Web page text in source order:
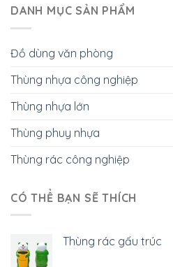
DANH MỤC SẢN PHẨM
Đồ dùng văn phòng
Thùng nhựa công nghiệp
Thùng nhựa lớn
Thùng phuy nhựa
Thùng rác công nghiệp
CÓ THỂ BẠN SẼ THÍCH
Thùng rác gấu trúc